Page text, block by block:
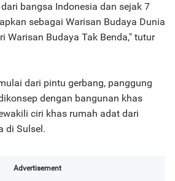
bangsa Indonesia dan sejak 7
sebagai Warisan Budaya Dunia
Warisan Budaya Tak Benda," tutur
dari pintu gerbang, panggung
dengan bangunan khas
ciri khas rumah adat dari
di Sulsel.
Advertisement